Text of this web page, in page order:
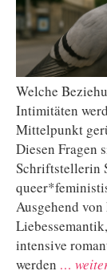
Welche
Intimitäten
Mittelpunkt
Diesen Fragen
Schriftstellerin
Ausgehend
intensive
werden …